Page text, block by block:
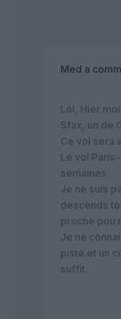
Med a
Lol, Hier
Sfax, un de
Ce vol sera
Le vol
semaines.
Je ne suis
descends
proche pou
Je ne
piste et un
suffit.